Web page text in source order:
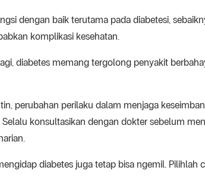
dengan baik terutama pada diabetesi,
komplikasi kesehatan.
diabetes memang tergolong penyakit
perubahan perilaku dalam menjaga
Selalu konsultasikan dengan dokter sebelum
diabetes juga tetap bisa ngemil.